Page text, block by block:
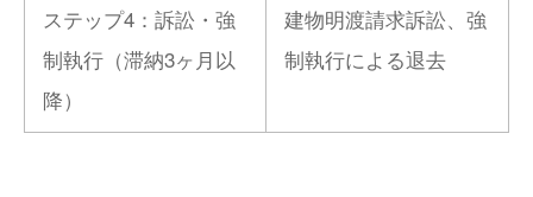
ステップ4：訴訟・強
制執行（滞納3ヶ月以
降）
建物明渡請求訴訟、強
制執行による退去